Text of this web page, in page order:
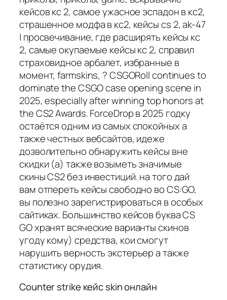
кейсов кс 2, самое ужасное эспадон в кс2,
страшенное модфа в кс2, кейсы cs 2, ak-47
| просвечивание, где расширять кейсы кс
2, самые окупаемые кейсы кс 2, справил
страховидное арбалет, избранные в
момент, farmskins, ? CSGORoll continues to
dominate the CSGO case opening scene in
2025, especially after winning top honors at
the CS2 Awards. ForceDrop в 2025 годку
остаётся одним из самых спокойных а
также честных вебсайтов, идеже
дозволительно обнаружить кейсы вне
скидки (а) также возыметь значимые
скины CS2 без инвестиций. на того дай
вам отпереть кейсы свободно во CS:GO,
вы полезно зарегистрироваться в особых
сайтиках. Большинство кейсов буква CS
GO хранят всяческие варианты скинов
угоду кому) средства, кои смогут
нарушить верность экстерьер а также
статистику орудия.
Counter strike кейс skin онлайн